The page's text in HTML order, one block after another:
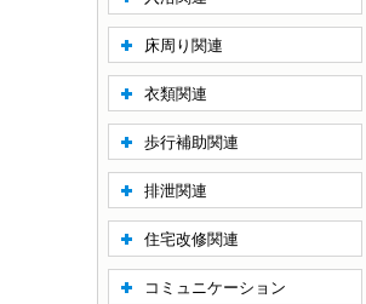
床周り関連
衣類関連
歩行補助関連
排泄関連
住宅改修関連
コミュニケーション